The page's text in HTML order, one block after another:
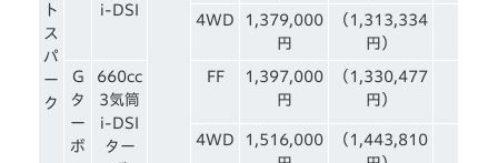
ト
ス
パ
ー
ク
i-DSI
4WD
1,379,000
円
（1,313,334
円）
G
タ
ー
ボ
660cc
3気筒
i-DSI
ター
FF
1,397,000
円
（1,330,477
円）
4WD
1,516,000
（1,443,810